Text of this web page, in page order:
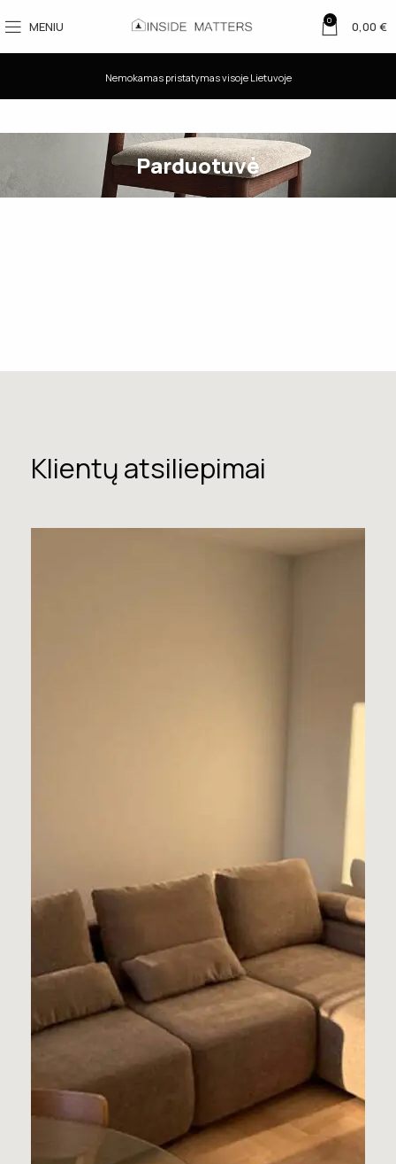
MENIU 0 0,00 €
Nemokamas pristatymas visoje Lietuvoje
Parduotuvė
Klientų atsiliepimai